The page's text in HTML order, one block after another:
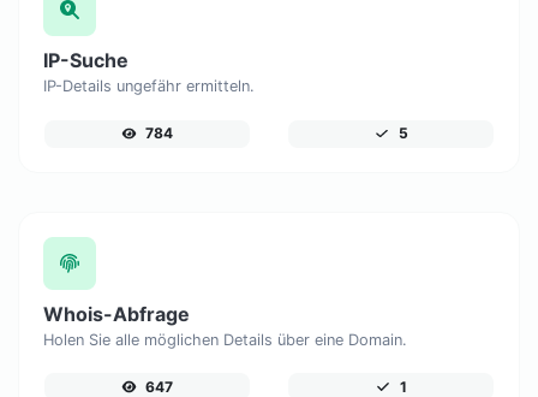
IP-Suche
IP-Details ungefähr ermitteln.
784 5
Whois-Abfrage
Holen Sie alle möglichen Details über eine Domain.
647 1